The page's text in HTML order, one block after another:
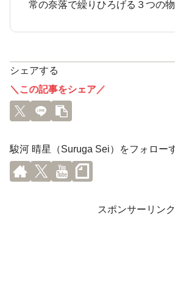
常の奈落で繰りひろげる３つの物
シェアする
＼この記事をシェア／
駿河 晴星（Suruga Sei）をフォロー
スポンサーリンク